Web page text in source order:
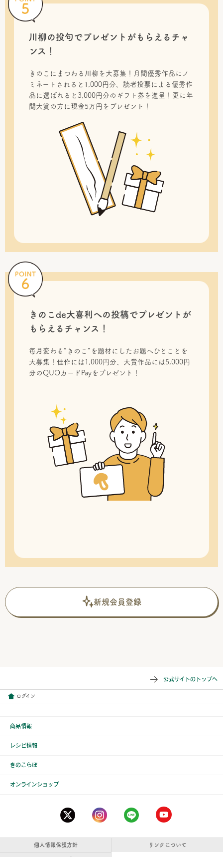
川柳の投句でプレゼントがもらえるチャ
ンス！
きのこにまつわる川柳を大募集！月間優秀作品にノ
ミネートされると1,000円分、読者投票による優秀作
品に選ばれると3,000円分のギフト券を進呈！更に年
間大賞の方に現金5万円をプレゼント！
きのこde大喜利への投稿でプレゼントが
もらえるチャンス！
毎月変わる“きのこ”を題材にしたお題へひとことを
大募集！佳作には1,000円分、大賞作品には5,000円
分のQUOカードPayをプレゼント！
新規会員登録
公式サイトのトップへ
ログイン
商品情報
レシピ情報
きのこらぼ
オンラインショップ
個人情報保護方針 リンクについて